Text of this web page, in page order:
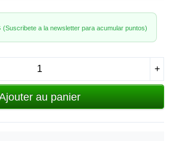
(Suscribete a la newsletter para acumular puntos)
+
au panier